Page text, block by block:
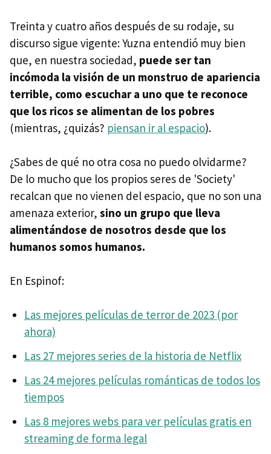
Treinta y cuatro años después de su rodaje, su
discurso sigue vigente: Yuzna entendió muy bien
que, en nuestra sociedad, puede ser tan
incómoda la visión de un monstruo de apariencia
terrible, como escuchar a uno que te reconoce
que los ricos se alimentan de los pobres
(mientras, ¿quizás? piensan ir al espacio).
¿Sabes de qué no otra cosa no puedo olvidarme?
De lo mucho que los propios seres de 'Society'
recalcan que no vienen del espacio, que no son una
amenaza exterior, sino un grupo que lleva
alimentándose de nosotros desde que los
humanos somos humanos.
En Espinof:
Las mejores películas de terror de 2023 (por
ahora)
Las 27 mejores series de la historia de Netflix
Las 24 mejores películas románticas de todos los
tiempos
Las 8 mejores webs para ver películas gratis en
streaming de forma legal